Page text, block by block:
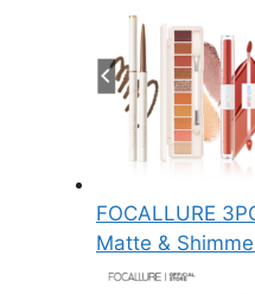
FOCALLURE
Matte &